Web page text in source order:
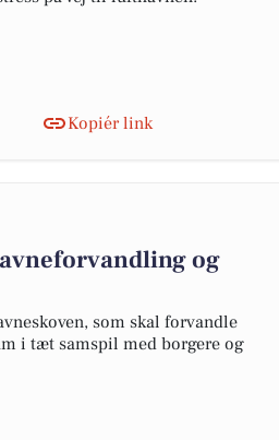
Kopiér link
og
som skal forvandle
i tæt samspil med borgere og